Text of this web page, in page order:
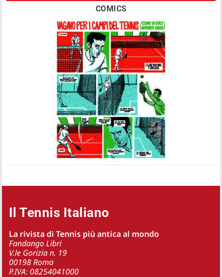
COMICS
Il Tennis Italiano
La rivista di Tennis più antica al mondo
Fandango Libri
V.le Gorizia n. 19
00198 Roma
P.IVA: 08254041000